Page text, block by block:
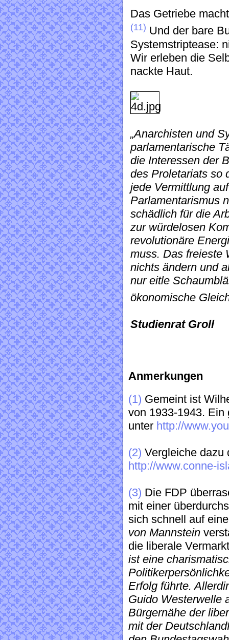
Das Getriebe
(11) Und der bare
Systemstriptease:
Wir erleben die
nackte Haut.
„Anarchisten und
parlamentarische
die Interessen der
des Proletariats so
jede Vermittlung
Parlamentarismus
schädlich für die
zur würdelosen
revolutionäre
muss. Das freieste
nichts ändern und
nur eitle
ökonomische
Studienrat Groll
Anmerkungen
(1) Gemeint ist
von 1933-1943.
unter http://
(2) Vergleiche dazu
http://www.conne-
(3) Die FDP
mit einer
sich schnell auf
von Mannstein
die liberale
ist eine
Erfolg führte.
Guido Westerwelle
Bürgernähe der
mit der